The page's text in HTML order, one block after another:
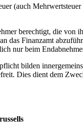
(auch
berechtigt, die von
das Finanzamt
nur beim
bilden
Dies dient dem